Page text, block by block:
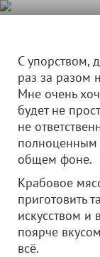
С упорством,
раз за разом
Мне очень
будет не
не
полноценным
общем фоне.
Крабовое
приготовить
искусством
поярче
всё.